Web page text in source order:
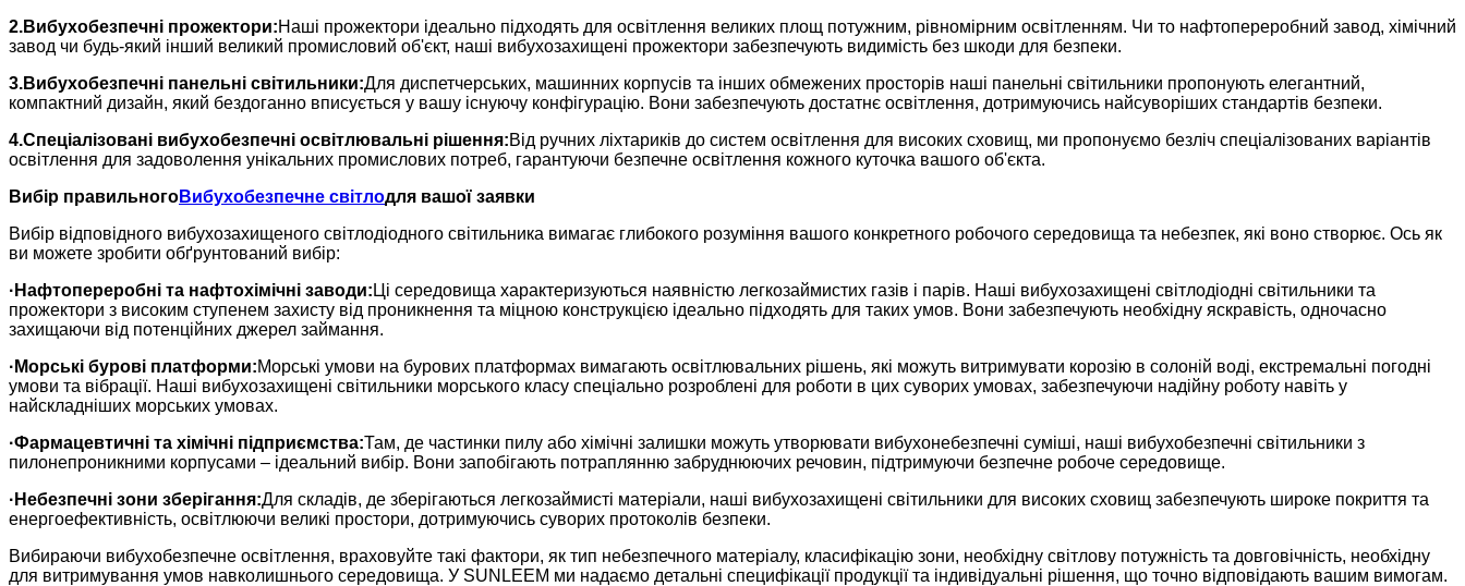
2.Вибухобезпечні прожектори:Наші прожектори ідеально підходять для освітлення великих площ потужним, рівномірним освітленням. Чи то нафтопереробний завод, хімічний
завод чи будь-який інший великий промисловий об'єкт, наші вибухозахищені прожектори забезпечують видимість без шкоди для безпеки.
3.Вибухобезпечні панельні світильники:Для диспетчерських, машинних корпусів та інших обмежених просторів наші панельні світильники пропонують елегантний,
компактний дизайн, який бездоганно вписується у вашу існуючу конфігурацію. Вони забезпечують достатнє освітлення, дотримуючись найсуворіших стандартів безпеки.
4.Спеціалізовані вибухобезпечні освітлювальні рішення:Від ручних ліхтариків до систем освітлення для високих сховищ, ми пропонуємо безліч спеціалізованих варіантів
освітлення для задоволення унікальних промислових потреб, гарантуючи безпечне освітлення кожного куточка вашого об'єкта.
Вибір правильногоВибухобезпечне світлодля вашої заявки
Вибір відповідного вибухозахищеного світлодіодного світильника вимагає глибокого розуміння вашого конкретного робочого середовища та небезпек, які воно створює. Ось як
ви можете зробити обґрунтований вибір:
· Нафтопереробні та нафтохімічні заводи: Ці середовища характеризуються наявністю легкозаймистих газів і парів. Наші вибухозахищені світлодіодні світильники та
прожектори з високим ступенем захисту від проникнення та міцною конструкцією ідеально підходять для таких умов. Вони забезпечують необхідну яскравість, одночасно
захищаючи від потенційних джерел займання.
· Морські бурові платформи:Морські умови на бурових платформах вимагають освітлювальних рішень, які можуть витримувати корозію в солоній воді, екстремальні погодні
умови та вібрації. Наші вибухозахищені світильники морського класу спеціально розроблені для роботи в цих суворих умовах, забезпечуючи надійну роботу навіть у
найскладніших морських умовах.
·Фармацевтичні та хімічні підприємства:Там, де частинки пилу або хімічні залишки можуть утворювати вибухонебезпечні суміші, наші вибухобезпечні світильники з
пилонепроникними корпусами – ідеальний вибір. Вони запобігають потраплянню забруднюючих речовин, підтримуючи безпечне робоче середовище.
· Небезпечні зони зберігання:Для складів, де зберігаються легкозаймисті матеріали, наші вибухозахищені світильники для високих сховищ забезпечують широке покриття та
енергоефективність, освітлюючи великі простори, дотримуючись суворих протоколів безпеки.
Вибираючи вибухобезпечне освітлення, враховуйте такі фактори, як тип небезпечного матеріалу, класифікацію зони, необхідну світлову потужність та довговічність, необхідну
для витримування умов навколишнього середовища. У SUNLEEM ми надаємо детальні специфікації продукції та індивідуальні рішення, що точно відповідають вашим вимогам.